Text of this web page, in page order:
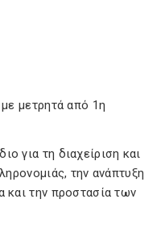
μετρητά από 1η
για τη διαχείριση και
την ανάπτυξη
και την προστασία των